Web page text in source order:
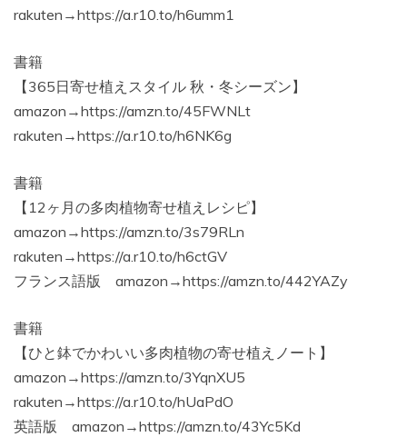
rakuten→https://a.r10.to/h6umm1
書籍
【365日寄せ植えスタイル 秋・冬シーズン】
amazon→https://amzn.to/45FWNLt
rakuten→https://a.r10.to/h6NK6g
書籍
【12ヶ月の多肉植物寄せ植えレシピ】
amazon→https://amzn.to/3s79RLn
rakuten→https://a.r10.to/h6ctGV
フランス語版 amazon→https://amzn.to/442YAZy
書籍
【ひと鉢でかわいい多肉植物の寄せ植えノート】
amazon→https://amzn.to/3YqnXU5
rakuten→https://a.r10.to/hUaPdO
英語版 amazon→https://amzn.to/43Yc5Kd